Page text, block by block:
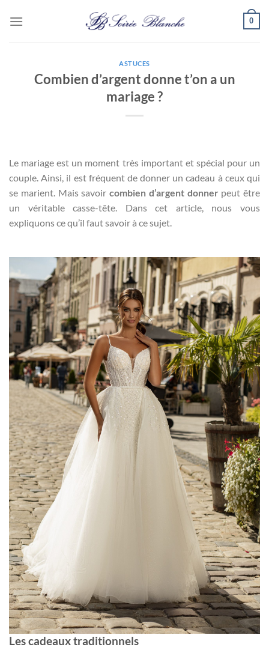
0
ASTUCES
Combien d’argent donne t’on a un
mariage ?
Le mariage est un moment très important et spécial pour un
couple. Ainsi, il est fréquent de donner un cadeau à ceux qui
se marient. Mais savoir combien d’argent donner peut être
un véritable casse-tête. Dans cet article, nous vous
expliquons ce qu’il faut savoir à ce sujet.
Les cadeaux traditionnels